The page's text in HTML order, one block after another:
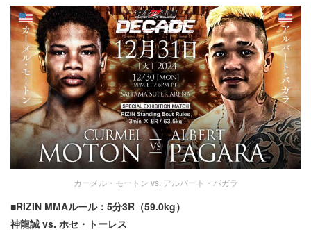
カーメル・モートン vs. アルバート・パガラ
■RIZIN MMAルール：5分3R（59.0kg）
神龍誠 vs. ホセ・トーレス